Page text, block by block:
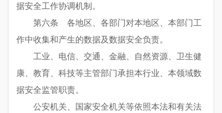
据安全工作协调机制。
第六条 各地区、各部门对本地区、本部门工
作中收集和产生的数据及数据安全负责。
工业、电信、交通、金融、自然资源、卫生健
康、教育、科技等主管部门承担本行业、本领域数
据安全监管职责。
公安机关、国家安全机关等依照本法和有关法